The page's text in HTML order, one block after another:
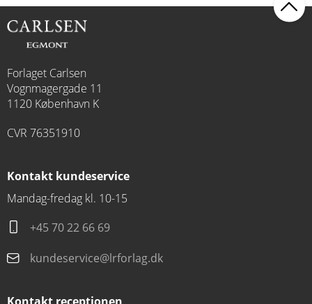
Forlaget Carlsen
Vognmagergade 11
1120 København K
CVR 76351910
Kontakt kundeservice
Mandag-fredag kl. 10-15
+45 70 22 66 69
kundeservice@lrforlag.dk